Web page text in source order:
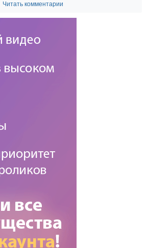
Читать комментарии